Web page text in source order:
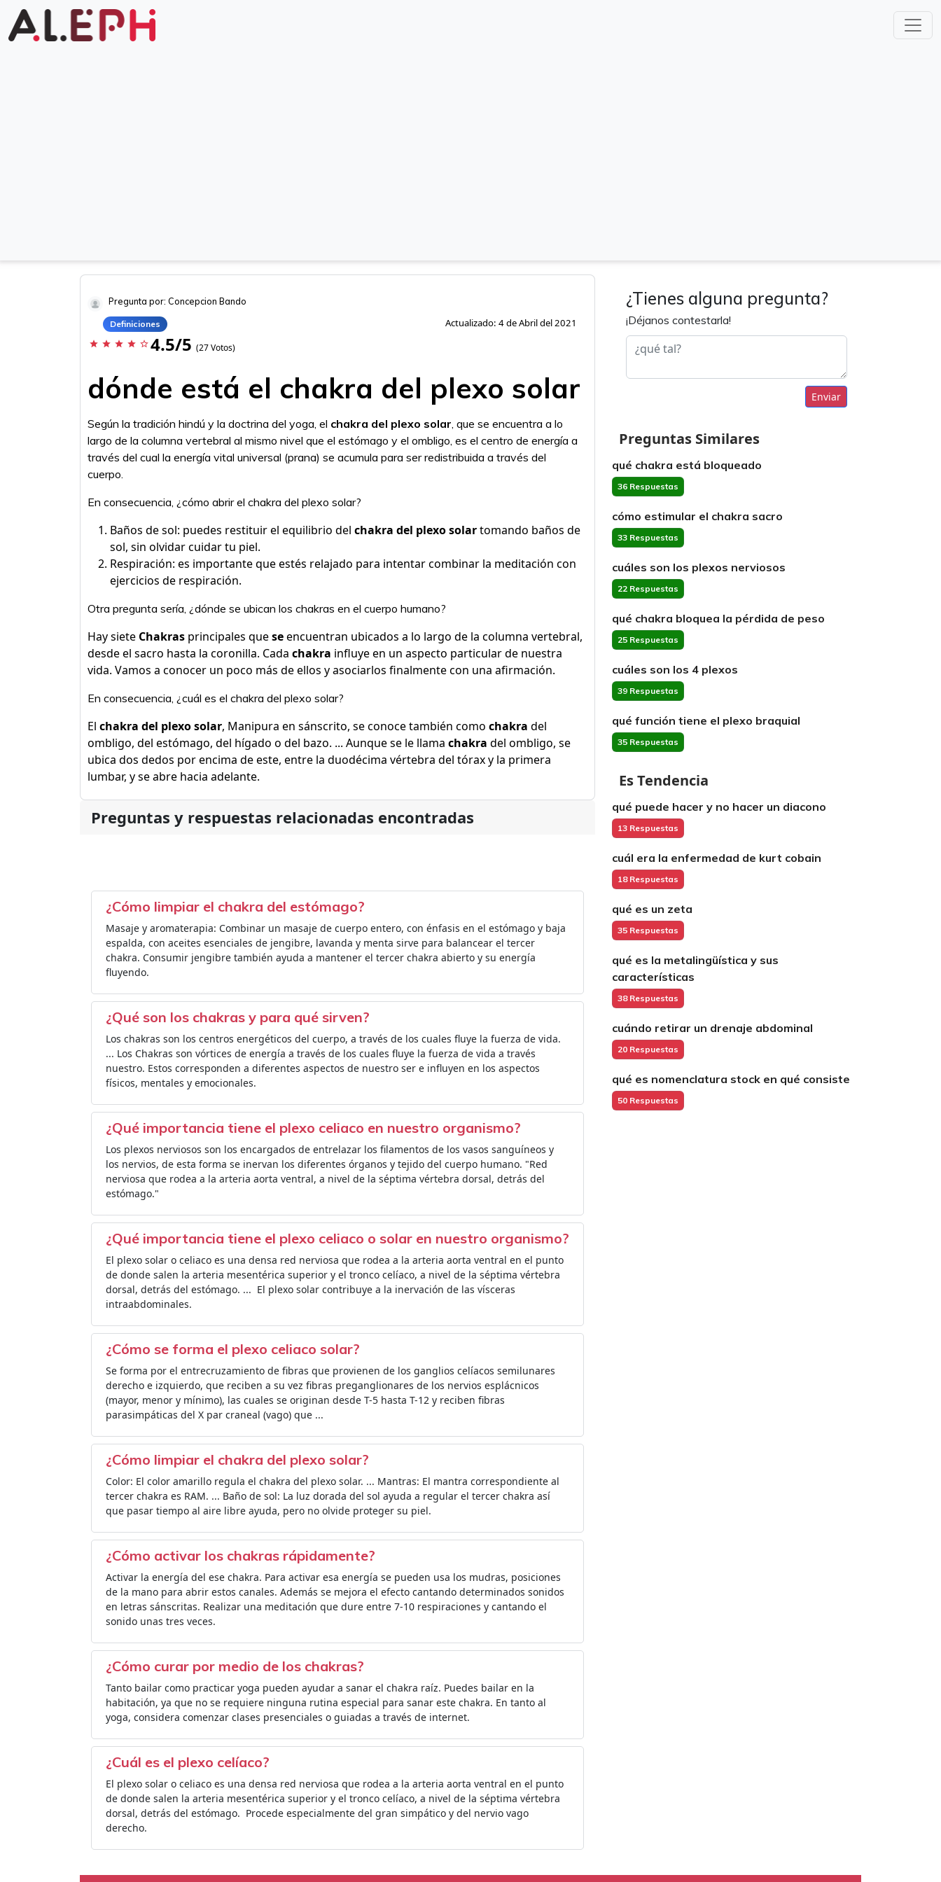
Pregunta por: Concepcion Bando
Definiciones Actualizado: 4 de Abril del 2021
star star star star star_border 4.5/5 (27 Votos)
dónde está el chakra del plexo solar
Según la tradición hindú y la doctrina del yoga, el chakra del plexo solar, que se encuentra a lo
largo de la columna vertebral al mismo nivel que el estómago y el ombligo, es el centro de energía a
través del cual la energía vital universal (prana) se acumula para ser redistribuida a través del
cuerpo.
En consecuencia, ¿cómo abrir el chakra del plexo solar?
Baños de sol: puedes restituir el equilibrio del chakra del plexo solartomando baños de
sol, sin olvidar cuidar tu piel.
Respiración: es importante que estés relajado para intentar combinar la meditación con
ejercicios de respiración.
Otra pregunta sería, ¿dónde se ubican los chakras en el cuerpo humano?
Hay siete Chakras principales queseencuentran ubicados a lo largo de la columna vertebral,
desde el sacro hasta la coronilla. Cada chakra influye en un aspecto particular de nuestra
vida. Vamos a conocer un poco más de ellos y asociarlos finalmente con una afirmación.
En consecuencia, ¿cuál es el chakra del plexo solar?
El chakra del plexo solar, Manipura en sánscrito, se conoce también como chakra del
ombligo, del estómago, del hígado o del bazo. ... Aunque se le llama chakra del ombligo, se
ubica dos dedos por encima de este, entre la duodécima vértebra del tórax y la primera
lumbar, y se abre hacia adelante.
Preguntas y respuestas relacionadas encontradas
¿Cómo limpiar el chakra del estómago?
Masaje y aromaterapia: Combinar un masaje de cuerpo entero, con énfasis en el estómago y baja
espalda, con aceites esenciales de jengibre, lavanda y menta sirve para balancear el tercer
chakra. Consumir jengibre también ayuda a mantener el tercer chakra abierto y su energía
fluyendo.
¿Qué son los chakras y para qué sirven?
Los chakras son los centros energéticos del cuerpo, a través de los cuales fluye la fuerza de vida.
... Los Chakras son vórtices de energía a través de los cuales fluye la fuerza de vida a través
nuestro. Estos corresponden a diferentes aspectos de nuestro ser e influyen en los aspectos
físicos, mentales y emocionales.
¿Qué importancia tiene el plexo celiaco en nuestro organismo?
Los plexos nerviosos son los encargados de entrelazar los filamentos de los vasos sanguíneos y
los nervios, de esta forma se inervan los diferentes órganos y tejido del cuerpo humano. "Red
nerviosa que rodea a la arteria aorta ventral, a nivel de la séptima vértebra dorsal, detrás del
estómago."
¿Qué importancia tiene el plexo celiaco o solar en nuestro organismo?
El plexo solar o celiaco es una densa red nerviosa que rodea a la arteria aorta ventral en el punto
de donde salen la arteria mesentérica superior y el tronco celíaco, a nivel de la séptima vértebra
dorsal, detrás del estómago. ... ​ El plexo solar contribuye a la inervación de las vísceras
intraabdominales.
¿Cómo se forma el plexo celiaco solar?
Se forma por el entrecruzamiento de fibras que provienen de los ganglios celíacos semilunares
derecho e izquierdo, que reciben a su vez fibras preganglionares de los nervios esplácnicos
(mayor, menor y mínimo), las cuales se originan desde T-5 hasta T-12 y reciben fibras
parasimpáticas del X par craneal (vago) que ...
¿Cómo limpiar el chakra del plexo solar?
Color: El color amarillo regula el chakra del plexo solar. ... Mantras: El mantra correspondiente al
tercer chakra es RAM. ... Baño de sol: La luz dorada del sol ayuda a regular el tercer chakra así
que pasar tiempo al aire libre ayuda, pero no olvide proteger su piel.
¿Cómo activar los chakras rápidamente?
Activar la energía del ese chakra. Para activar esa energía se pueden usa los mudras, posiciones
de la mano para abrir estos canales. Además se mejora el efecto cantando determinados sonidos
en letras sánscritas. Realizar una meditación que dure entre 7-10 respiraciones y cantando el
sonido unas tres veces.
¿Cómo curar por medio de los chakras?
Tanto bailar como practicar yoga pueden ayudar a sanar el chakra raíz. Puedes bailar en la
habitación, ya que no se requiere ninguna rutina especial para sanar este chakra. En tanto al
yoga, considera comenzar clases presenciales o guiadas a través de internet.
¿Cuál es el plexo celíaco?
El plexo solar o celiaco es una densa red nerviosa que rodea a la arteria aorta ventral en el punto
de donde salen la arteria mesentérica superior y el tronco celíaco, a nivel de la séptima vértebra
dorsal, detrás del estómago. ​ Procede especialmente del gran simpático y del nervio vago
derecho.
¿Tienes alguna pregunta?
¡Déjanos contestarla!
Enviar
Preguntas Similares
qué chakra está bloqueado
36 Respuestas
cómo estimular el chakra sacro
33 Respuestas
cuáles son los plexos nerviosos
22 Respuestas
qué chakra bloquea la pérdida de peso
25 Respuestas
cuáles son los 4 plexos
39 Respuestas
qué función tiene el plexo braquial
35 Respuestas
Es Tendencia
qué puede hacer y no hacer un diacono
13 Respuestas
cuál era la enfermedad de kurt cobain
18 Respuestas
qué es un zeta
35 Respuestas
qué es la metalingüística y sus
características
38 Respuestas
cuándo retirar un drenaje abdominal
20 Respuestas
qué es nomenclatura stock en qué consiste
50 Respuestas